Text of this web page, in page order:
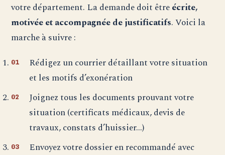
votre département. La demande doit êtreécrite,
motivée et accompagnée de justificatifs. Voici la
marche à suivre :
Rédigez un courrier détaillant votre situation
et les motifs d’exonération
Joignez tous les documents prouvant votre
situation (certificats médicaux, devis de
travaux, constats d’huissier…)
Envoyez votre dossier en recommandé avec